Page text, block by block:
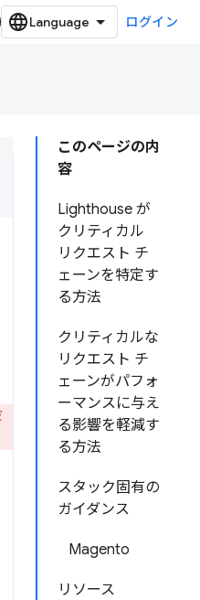
ログイン
このページの内
容
Lighthouse が
クリティカル
リクエスト チ
ェーンを特定す
る方法
クリティカルな
リクエスト チ
ェーンがパフォ
ーマンスに与え
る影響を軽減す
る方法
スタック固有の
ガイダンス
Magento
リソース